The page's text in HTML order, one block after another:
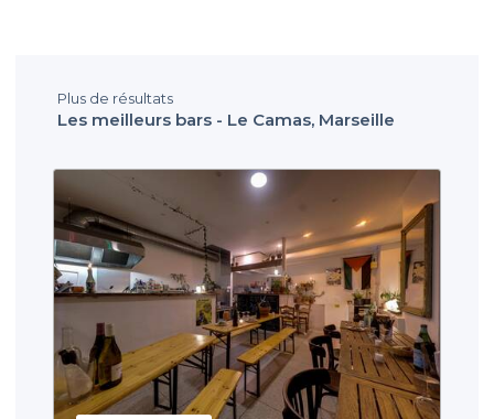
Plus de résultats
Les meilleurs bars - Le Camas, Marseille